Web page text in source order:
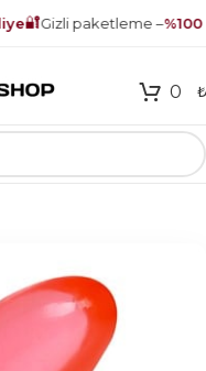
🔐Gizli paketleme –%100
0 ₺